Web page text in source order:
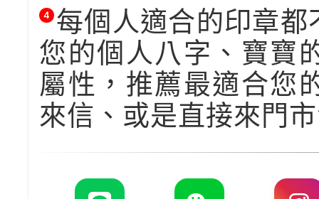
4
每個人適合的印章
您的個人八字、寶寶
屬性，推薦最適合您
來信、或是直接來門